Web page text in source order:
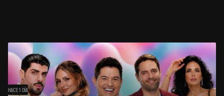
HACE 1 DÍA